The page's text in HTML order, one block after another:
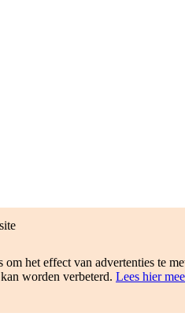
het effect van advertenties te
worden verbeterd. Lees hier